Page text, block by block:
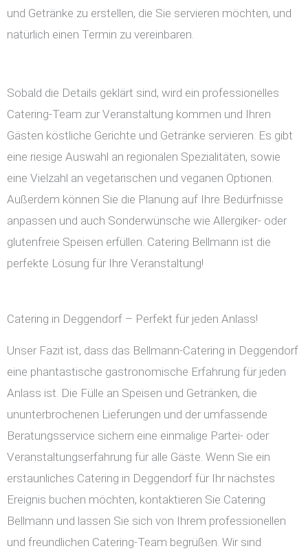
und Getränke zu erstellen, die Sie servieren möchten, und
natürlich einen Termin zu vereinbaren.
Sobald die Details geklärt sind, wird ein professionelles
Catering-Team zur Veranstaltung kommen und Ihren
Gästen köstliche Gerichte und Getränke servieren. Es gibt
eine riesige Auswahl an regionalen Spezialitäten, sowie
eine Vielzahl an vegetarischen und veganen Optionen.
Außerdem können Sie die Planung auf Ihre Bedürfnisse
anpassen und auch Sonderwünsche wie Allergiker- oder
glutenfreie Speisen erfüllen. Catering Bellmann ist die
perfekte Lösung für Ihre Veranstaltung!
Catering in Deggendorf – Perfekt für jeden Anlass!
Unser Fazit ist, dass das Bellmann-Catering in Deggendorf
eine phantastische gastronomische Erfahrung für jeden
Anlass ist. Die Fülle an Speisen und Getränken, die
ununterbrochenen Lieferungen und der umfassende
Beratungsservice sichern eine einmalige Partei- oder
Veranstaltungserfahrung für alle Gäste. Wenn Sie ein
erstaunliches Catering in Deggendorf für Ihr nächstes
Ereignis buchen möchten, kontaktieren Sie Catering
Bellmann und lassen Sie sich von Ihrem professionellen
und freundlichen Catering-Team begrüßen. Wir sind